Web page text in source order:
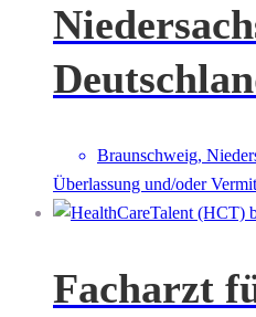
Braunschweig,
Überlassung und/oder
Facharzt